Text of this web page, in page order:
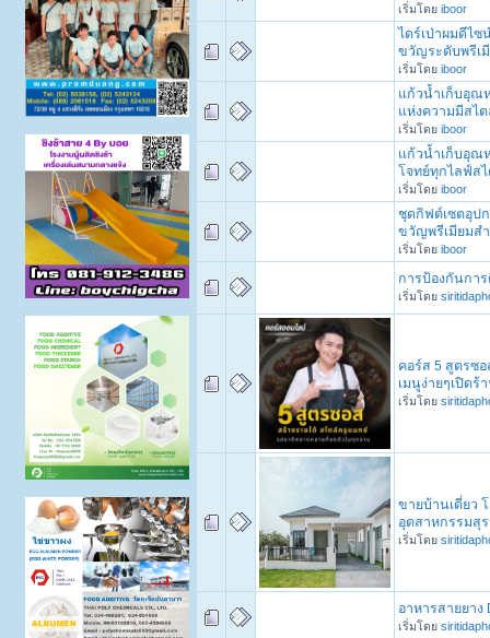
เริ่มโดย iboor
ไดร์เป่าผมดีไซ
ขวัญระดับพรีเ
เริ่มโดย iboor
แก้วน้ำเก็บอุ
แห่งความมีสไ
เริ่มโดย iboor
แก้วน้ำเก็บอุณ
โจทย์ทุกไลฟ์ส
เริ่มโดย iboor
ชุดกิฟต์เซตอุป
ขวัญพรีเมียมส
เริ่มโดย iboor
การป้องกันการ
เริ่มโดย
คอร์ส 5 สูตรซอ
เมนูง่ายๆเปิดร้
เริ่มโดย
ขายบ้านเดี่ยว
อุตสาหกรรมสุ
เริ่มโดย
อาหารสายยาง
เริ่มโดย